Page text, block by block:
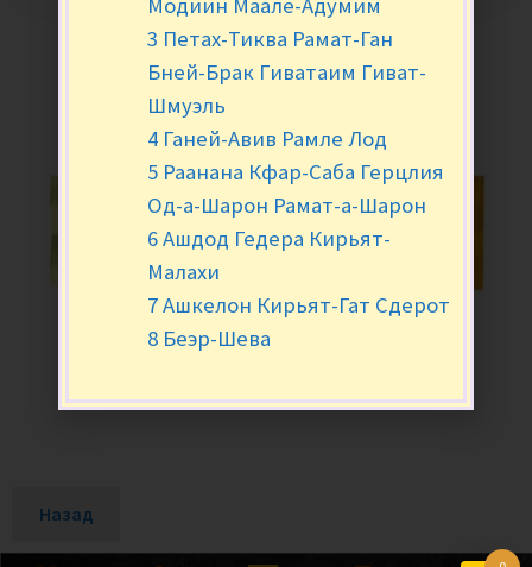
Назад
Модиин Маале-Адумим
3 Петах-Тиква Рамат-Ган
Бней-Брак Гиватаим Гиват-
Шмуэль
4 Ганей-Авив Рамле Лод
5 Раанана Кфар-Саба Герцлия
Од-а-Шарон Рамат-а-Шарон
6 Ашдод Гедера Кирьят-
Малахи
7 Ашкелон Кирьят-Гат Сдерот
8 Беэр-Шева